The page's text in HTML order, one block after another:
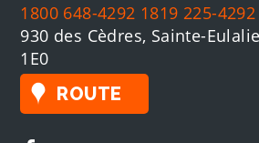
1800 648-4292 1819 225-4292
930 des Cèdres, Sainte-
1E0
ROUTE